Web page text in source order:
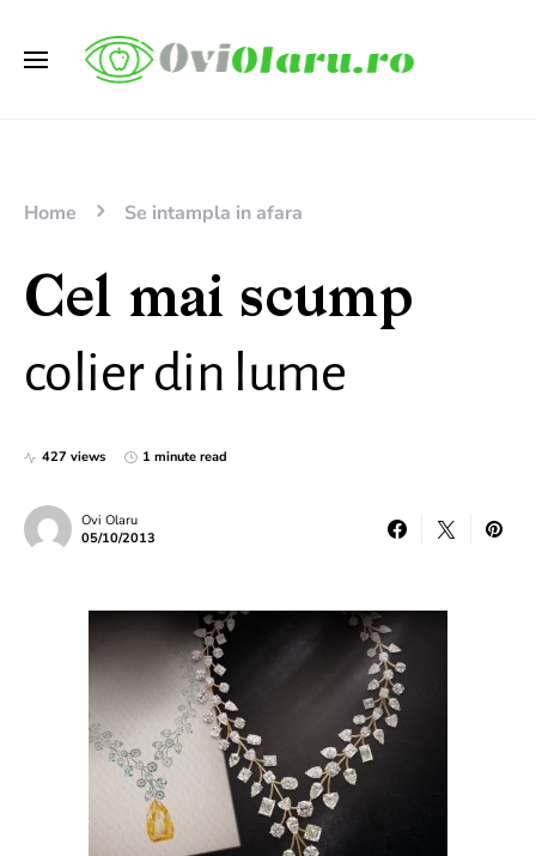
Home Se intampla in afara
Cel mai scump
colier din lume
427 views 1 minute read
Ovi Olaru
05/10/2013